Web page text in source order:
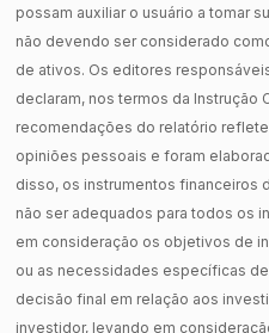
possam auxiliar o usuário a tomar
não devendo ser considerado
de ativos. Os editores
declaram, nos termos da Instrução
recomendações do relatório
opiniões pessoais e foram
disso, os instrumentos financeiros
não ser adequados para todos os
em consideração os objetivos de
ou as necessidades específicas
decisão final em relação aos
investidor, levando em